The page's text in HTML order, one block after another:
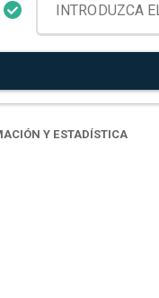
Y ESTADÍSTICA